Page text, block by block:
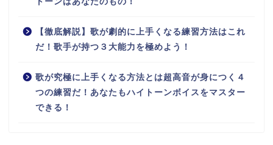
【徹底解説】歌が劇的に上手くなる練習方法はこれ
だ！歌手が持つ３大能力を極めよう！
歌が究極に上手くなる方法とは超高音が身につく４
つの練習だ！あなたもハイトーンボイスをマスター
できる！